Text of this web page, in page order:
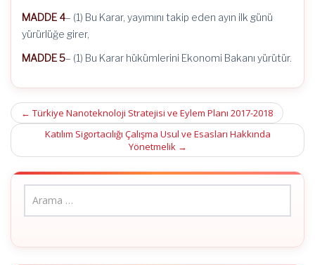
MADDE 4– (1) Bu Karar, yayımını takip eden ayın ilk günü
yürürlüğe girer,
MADDE 5– (1) Bu Karar hükümlerini Ekonomi Bakanı yürütür.
Post
navigation
← Türkiye Nanoteknoloji Stratejisi ve Eylem Planı 2017-2018
Katılım Sigortacılığı Çalışma Usul ve Esasları Hakkında
Yönetmelik →